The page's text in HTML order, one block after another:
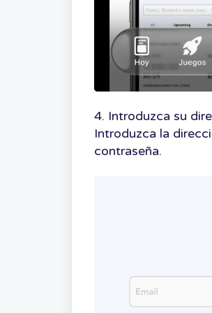
4. Introduzca su
Introduzca la
contraseña.